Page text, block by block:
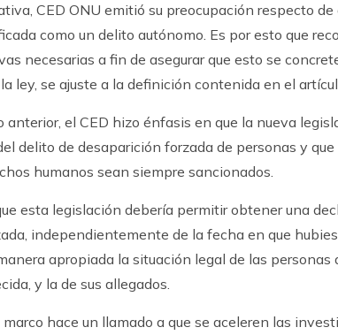
CED ONU emitió su preocupación respecto
como un delito autónomo. Es por esto que
necesarias a fin de asegurar que esto se
ley, se ajuste a la definición contenida en el
anterior, el CED hizo énfasis en que la nueva
delito de desaparición forzada de personas y
humanos sean siempre sancionados.
esta legislación debería permitir obtener una
independientemente de la fecha en que
apropiada la situación legal de las personas
y la de sus allegados.
hace un llamado a que se aceleren las